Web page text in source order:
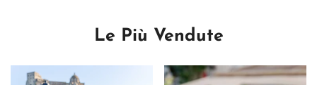
Le Più Vendute